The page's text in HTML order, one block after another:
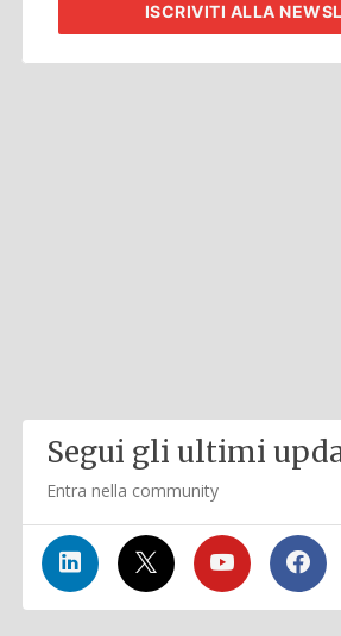
ISCRIVITI ALLA
Segui gli ultimi
Entra nella community